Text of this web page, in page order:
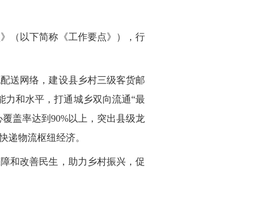
（以下简称《工作要点》），行
送网络，建设县乡村三级客货邮
力和水平，打通城乡双向流通“最
盖率达到90%以上，突出县级龙
递物流枢纽经济。
和改善民生，助力乡村振兴，促